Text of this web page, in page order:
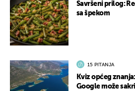
Savršeni prilog:
sa špekom
15 PITANJA
Kviz općeg
Google može